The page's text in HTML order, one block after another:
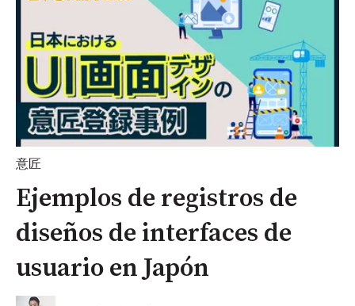
意匠
Ejemplos de registros de
diseños de interfaces de
usuario en Japón